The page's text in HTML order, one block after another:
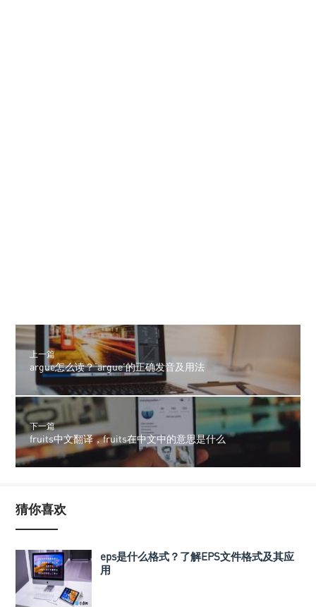
上一篇
argue怎么读？‘argue’的正确发音及用法
下一篇
fruits中文翻译，fruits在中文中的意思是什么
猜你喜欢
eps是什么格式？了解EPS文件格式及其应
用